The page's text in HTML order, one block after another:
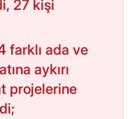
27 kişi
farklı ada ve
aykırı
projelerine